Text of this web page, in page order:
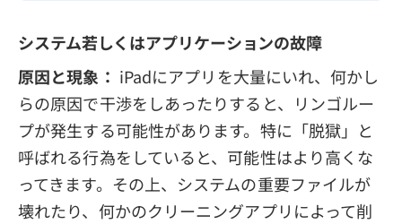
システム若しくはアプリケーションの故障
原因と現象： iPadにアプリを大量にいれ、何かし
らの原因で干渉をしあったりすると、リンゴルー
プが発生する可能性があります。特に「脱獄」と
呼ばれる行為をしていると、可能性はより高くな
ってきます。その上、システムの重要ファイルが
壊れたり、何かのクリーニングアプリによって削